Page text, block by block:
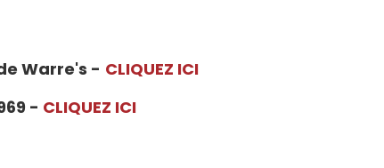
Warre's - CLIQUEZ ICI
- CLIQUEZ ICI